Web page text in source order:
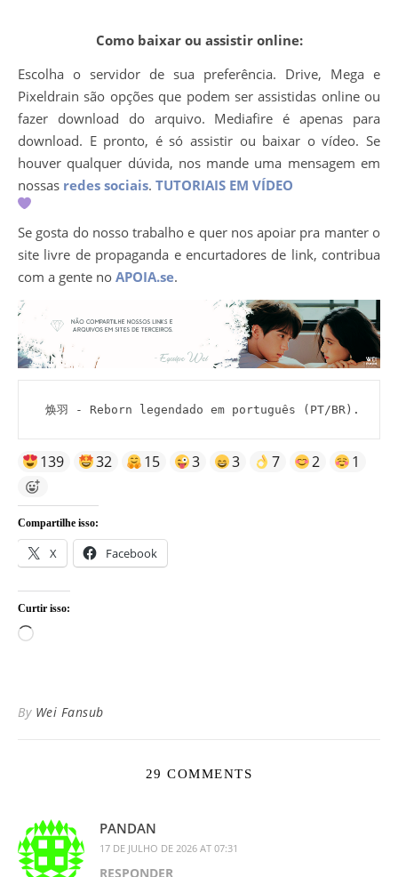
Como baixar ou assistir online:
Escolha o servidor de sua preferência. Drive, Mega e
Pixeldrain são opções que podem ser assistidas online ou
fazer download do arquivo. Mediafire é apenas para
download. E pronto, é só assistir ou baixar o vídeo. Se
houver qualquer dúvida, nos mande uma mensagem em
nossas redes sociais. TUTORIAIS EM VÍDEO
Se gosta do nosso trabalho e quer nos apoiar pra manter o
site livre de propaganda e encurtadores de link, contribua
com a gente no APOIA.se.
焕羽 - Reborn legendado em português (PT/BR).
139 32 15 3 3 7 2 1
Compartilhe isso:
X Facebook
Curtir isso:
Carregando...
By Wei Fansub
29 COMMENTS
PANDAN
17 DE JULHO DE 2026 AT 07:31
RESPONDER